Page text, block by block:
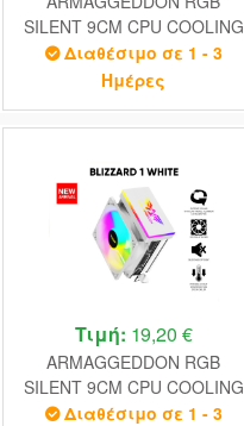
SILENT 9CM CPU COOLING
FAN 2 HEAT PIPES BLACK
Διαθέσιμο σε 1 - 3
Ημέρες
Τιμή: 19,20 €
ARMAGGEDDON RGB
SILENT 9CM CPU COOLING
FAN 2 HEAT PIPES WHITE
Διαθέσιμο σε 1 - 3